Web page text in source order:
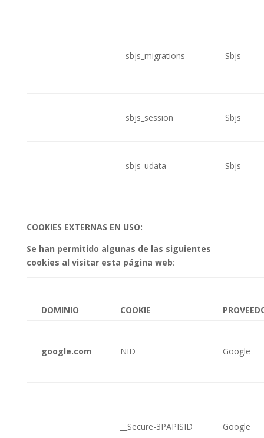
sbjs_migrations Sbjs
sbjs_session Sbjs
sbjs_udata Sbjs
COOKIES EXTERNAS EN USO:
Se han permitido algunas de las siguientes
cookies al visitar esta página web:
DOMINIO COOKIE
google.com NID Google
__Secure-3PAPISID Google